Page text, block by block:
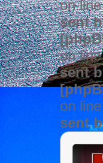
on
sent
on
sent
on line
sent